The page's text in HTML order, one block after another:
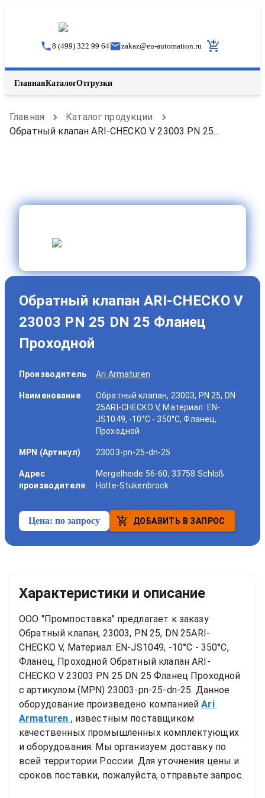
8 (499) 322 99 64 zakaz@eu-automation.ru
ГлавнаяКаталогОтгрузки
Главная
Каталог продукции
Обратный клапан ARI-CHECKO V 23003 PN 25...
Обратный клапан ARI-CHECKO V
23003 PN 25 DN 25 Фланец
Проходной
Производитель Ari Armaturen
Наименование
Обратный клапан, 23003, PN 25, DN
25ARI-CHECKO V, Материал: EN-
JS1049, -10°C - 350°C, Фланец,
Проходной
MPN (Артикул) 23003-pn-25-dn-25
Адрес
производителя
Mergelheide 56-60, 33758 Schloß
Holte-Stukenbrock
Цена: по запросу ДОБАВИТЬ В ЗАПРОС
Характеристики и описание
ООО "Промпоставка" предлагает к заказу
Обратный клапан, 23003, PN 25, DN 25ARI-
CHECKO V, Материал: EN-JS1049, -10°C - 350°C,
Фланец, Проходной Обратный клапан ARI-
CHECKO V 23003 PN 25 DN 25 Фланец Проходной
с артикулом (MPN) 23003-pn-25-dn-25. Данное
оборудование произведено компанией Ari
Armaturen , известным поставщиком
качественных промышленных комплектующих
и оборудования. Мы организуем доставку по
всей территории России. Для уточнения цены и
сроков поставки, пожалуйста, отправьте запрос.